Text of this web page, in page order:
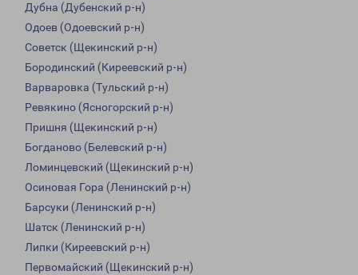
Дубна (Дубенский р-н)
Одоев (Одоевский р-н)
Советск (Щекинский р-н)
Бородинский (Киреевский р-н)
Варваровка (Тульский р-н)
Ревякино (Ясногорский р-н)
Пришня (Щекинский р-н)
Богданово (Белевский р-н)
Ломинцевский (Щекинский р-н)
Осиновая Гора (Ленинский р-н)
Барсуки (Ленинский р-н)
Шатск (Ленинский р-н)
Липки (Киреевский р-н)
Первомайский (Щекинский р-н)